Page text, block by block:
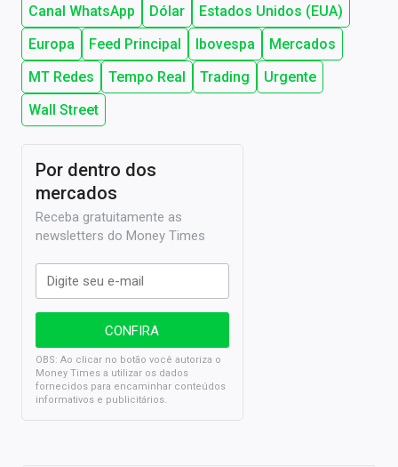
Canal WhatsApp
Dólar
Estados Unidos (EUA)
Europa
Feed Principal Ibovespa
Mercados
MT Redes
Tempo Real Trading
Urgente
Wall Street
Por dentro dos
mercados
Receba gratuitamente as
newsletters do Money Times
OBS: Ao clicar no botão você autoriza o
Money Times a utilizar os dados
fornecidos para encaminhar conteúdos
informativos e publicitários.